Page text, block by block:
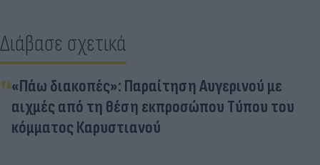
Διάβασε σχετικά
«Πάω διακοπές»: Παραίτηση Αυγερινού με
αιχμές από τη θέση εκπροσώπου Τύπου του
κόμματος Καρυστιανού